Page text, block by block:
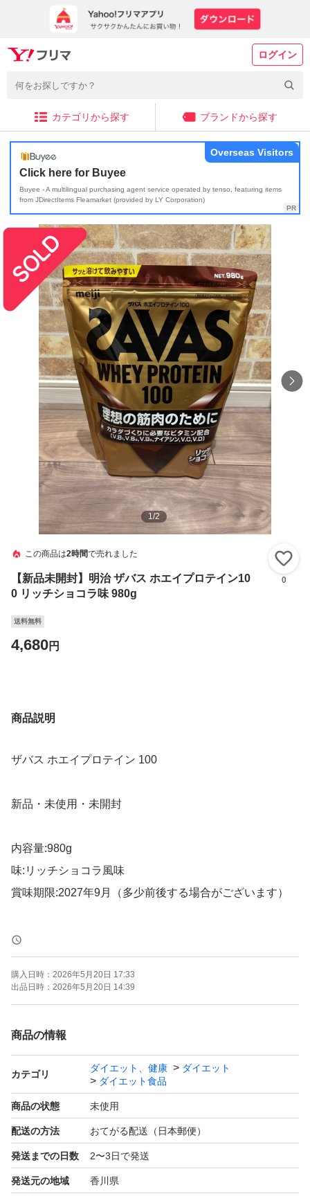
ログイン
カテゴリから探す ブランドから探す
Click here for Buyee
Buyee - A multilingual purchasing agent service operated by tenso, featuring items
from JDirectItems Fleamarket (provided by LY Corporation)
Overseas Visitors
1/2
この商品は2時間で売れました
【新品未開封】明治 ザバス ホエイプロテイン10
0 リッチショコラ味 980g
0
送料無料
4,680円
商品説明
ザバス ホエイプロテイン 100
新品・未使用・未開封
内容量:980g
味:リッチショコラ風味
賞味期限:2027年9月（多少前後する場合がございます）
お値下げ不可！
【商品詳細】
●理想的なカラダづくりに取り組む方のために、体内での
●おいしく溶けやすい！
●約50食分(1食分21g*50)
簡易包装にて発送いたします。
サイズがギリギリの為、梱包が膨らむ事をご了承頂ける方
でお願い致します。
購入日時： 2026年5月20日 17:33
出品日時： 2026年5月20日 14:39
商品の情報
カテゴリ
ダイエット、健康
ダイエット
ダイエット食品
商品の状態 未使用
配送の方法 おてがる配送（日本郵便）
発送までの日数 2〜3日で発送
発送元の地域 香川県